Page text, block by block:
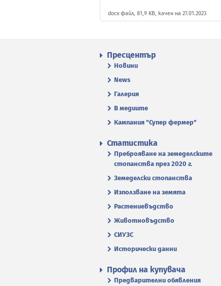
docx файл, 81,9 KB, качен на 27.01.2023
Пресцентър
Новини
News
Галерия
В медиите
Кампания "Супер фермер"
Статистика
Преброяване на земеделските
стопанства през 2020 г.
Земеделски стопанства
Използване на земята
Растениевъдство
Животновъдство
СИУЗС
Исторически данни
Профил на купувача
Предварителни обявления